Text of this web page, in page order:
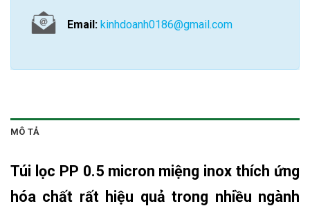
Email: kinhdoanh0186@gmail.com
MÔ TẢ
Túi lọc PP 0.5 micron miệng inox thích ứng
hóa chất rất hiệu quả trong nhiều ngành